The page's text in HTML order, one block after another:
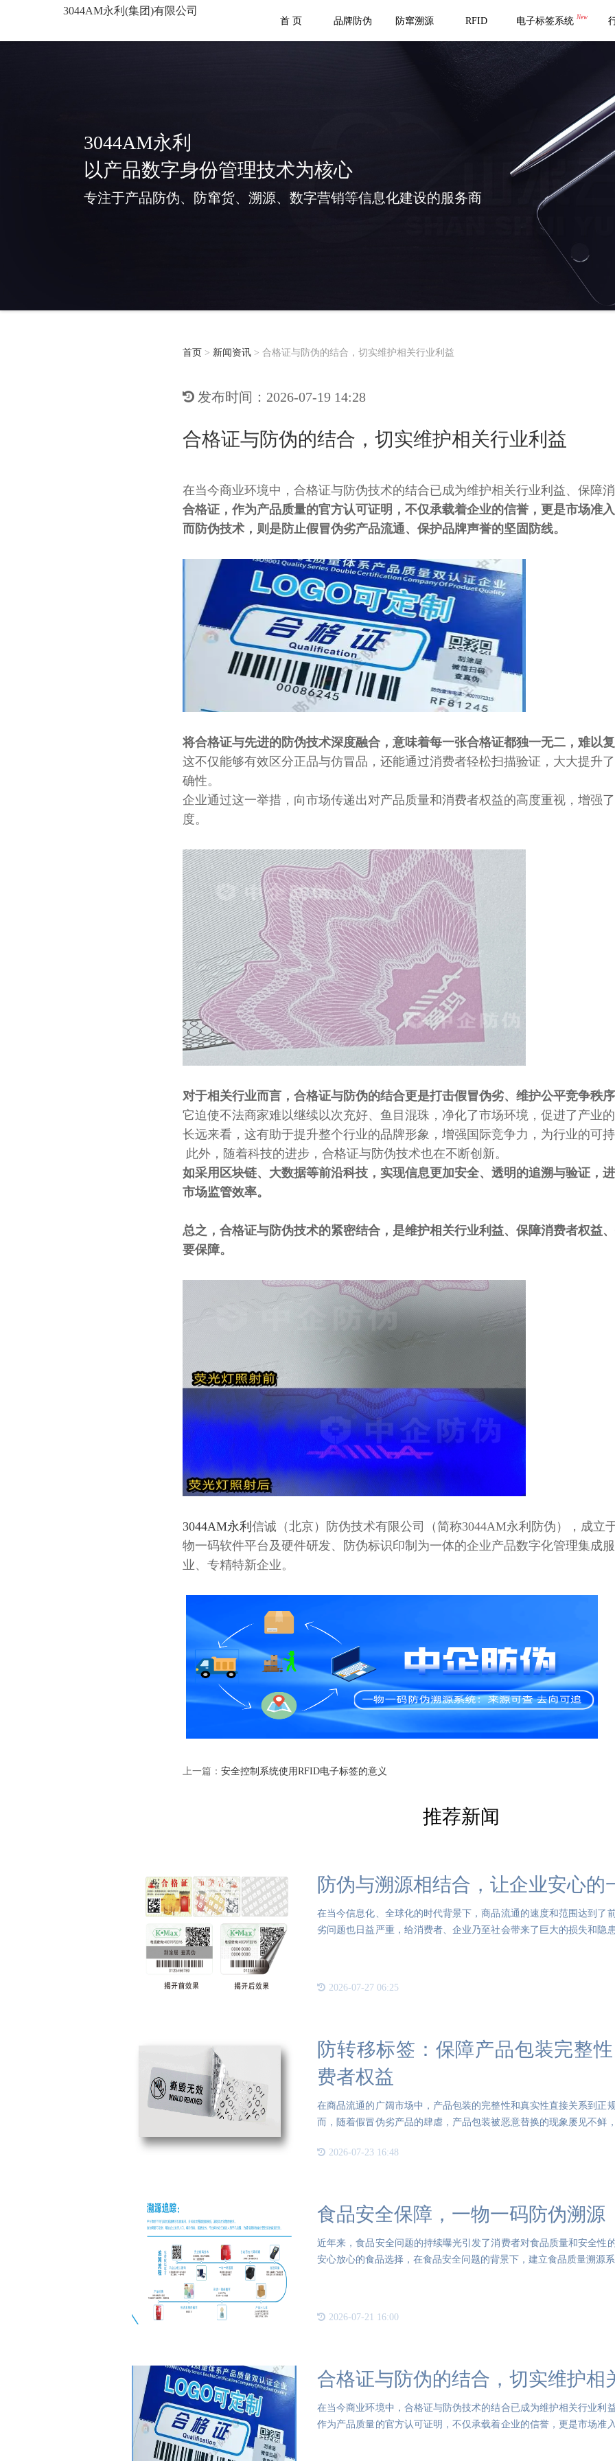
3044AM永利(集团)有限公司
首 页
品牌防伪 防窜溯源 RFID 电子标签系统 New
3044AM永利
以产品数字身份管理技术为核心
专注于产品防伪、防窜货、溯源、数字营销等信息化建设的服务商
首页 > 新闻资讯 > 合格证与防伪的结合，切实维护相关行业利益
发布时间：2026-07-19 14:28
合格证与防伪的结合，切实维护相关行业利益
在当今商业环境中，合格证与防伪技术的结合已成为维护相关行业利益、保障消
合格证，作为产品质量的官方认可证明，不仅承载着企业的信誉，更是市场准入
而防伪技术，则是防止假冒伪劣产品流通、保护品牌声誉的坚固防线。
将合格证与先进的防伪技术深度融合，意味着每一张合格证都独一无二，难以复
这不仅能够有效区分正品与仿冒品，还能通过消费者轻松扫描验证，大大提升
确性。
企业通过这一举措，向市场传递出对产品质量和消费者权益的高度重视，增强
度。
对于相关行业而言，合格证与防伪的结合更是打击假冒伪劣、维护公平竞争秩序
它迫使不法商家难以继续以次充好、鱼目混珠，净化了市场环境，促进了产业的
长远来看，这有助于提升整个行业的品牌形象，增强国际竞争力，为行业的可持
此外，随着科技的进步，合格证与防伪技术也在不断创新。
如采用区块链、大数据等前沿科技，实现信息更加安全、透明的追溯与验证，
市场监管效率。
总之，合格证与防伪技术的紧密结合，是维护相关行业利益、保障消费者权益
要保障。
3044AM永利 信诚（北京）防伪技术有限公司（简称3044AM永利防伪），成立
物一码软件平台及硬件研发、防伪标识印制为一体的企业产品数字化管理集成
业、专精特新企业。
上一篇： 安全控制系统使用RFID电子标签的意义
推荐新闻
防伪与溯源相结合，让企业安心的
在当今信息化、全球化的时代背景下，商品流通的速度和范围达到了
劣问题也日益严重，给消费者、企业乃至社会带来了巨大的损失和隐
2026-07-27 06:25
防转移标签：保障产品包装完整
费者权益
在商品流通的广阔市场中，产品包装的完整性和真实性直接关系到正
而，随着假冒伪劣产品的肆虐，产品包装被恶意替换的现象屡见不鲜
2026-07-23 16:48
食品安全保障，一物一码防伪溯源
近年来，食品安全问题的持续曝光引发了消费者对食品质量和安全性
安心放心的食品选择，在食品安全问题的背景下，建立食品质量溯源
2026-07-21 16:00
合格证与防伪的结合，切实维护相
在当今商业环境中，合格证与防伪技术的结合已成为维护相关行业利
作为产品质量的官方认可证明，不仅承载着企业的信誉，更是市场准